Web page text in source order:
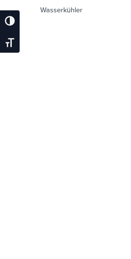
Umschalten Auf Hohe Kontraste
Schrift Vergrößern
Wasserkühler